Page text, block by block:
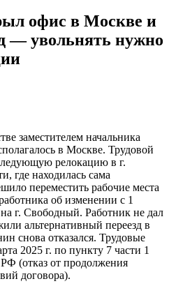
офис в Москве и
— увольнять нужно
заместителем начальника
в Москве. Трудовой
релокацию в г.
где находилась сама
переместить рабочие места
об изменении с 1
на г. Свободный. Работник не дал
альтернативный переезд в
снова отказался. Трудовые
2025 г. по пункту 7 части 1
РФ (отказ от продолжения
договора).